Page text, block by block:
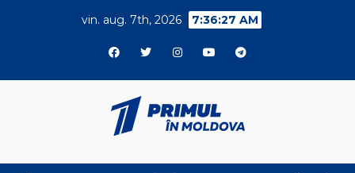
vin. aug. 7th, 2026 7:36:28 AM